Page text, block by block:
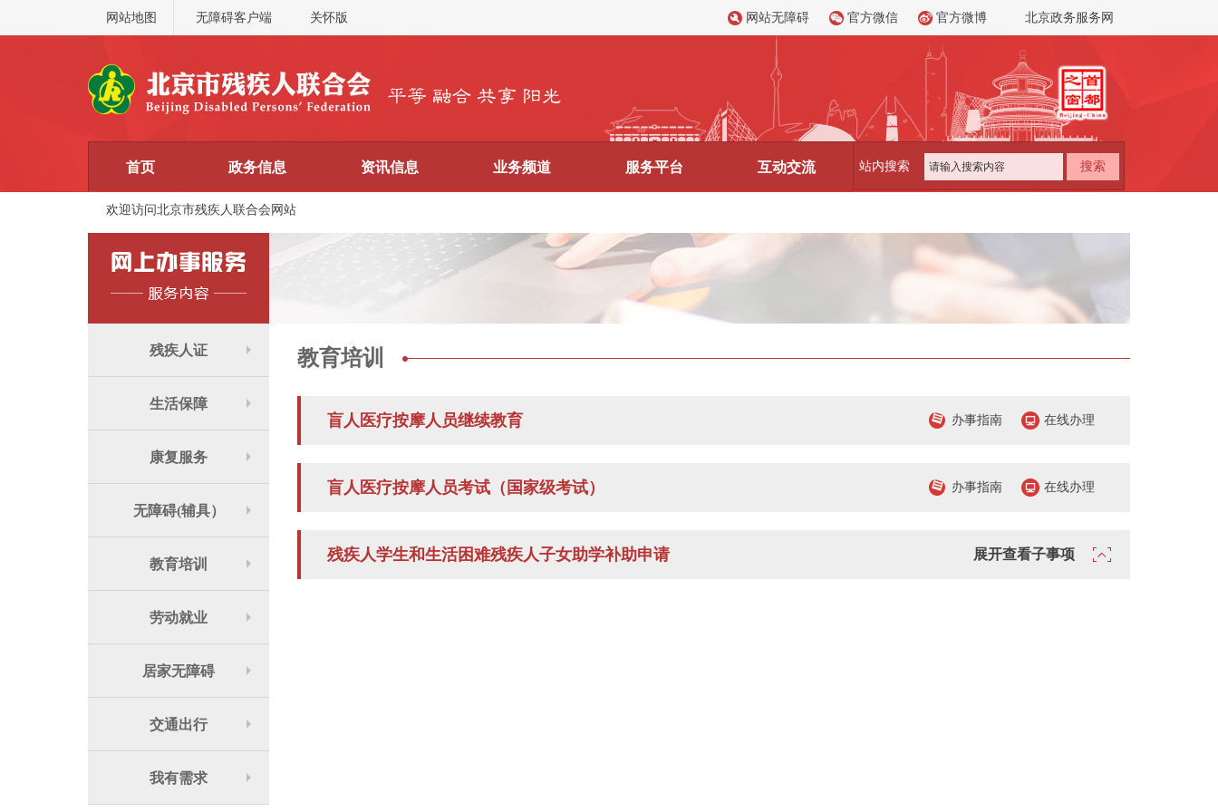
网站地图 无障碍客户端 关怀版 网站无障碍 官方微信 官方微博 北京政务服务网
首页
欢迎访问北京市残疾人联合会网站
政务信息 资讯信息 业务频道 服务平台 互动交流 站内搜索 搜索
残疾人证
生活保障
康复服务
无障碍(辅具）
教育培训
劳动就业
居家无障碍
交通出行
我有需求
教育培训
盲人医疗按摩人员继续教育 办事指南 在线办理
盲人医疗按摩人员考试（国家级考试） 办事指南 在线办理
残疾人学生和生活困难残疾人子女助学补助申请 展开查看子事项